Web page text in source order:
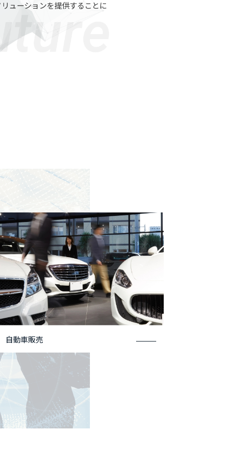
ューションを提供することに
自動車販売